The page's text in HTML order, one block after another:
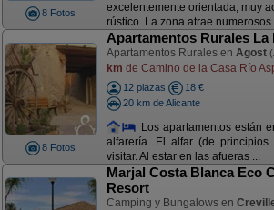
8 Fotos
excelentemente orientada, muy
rústico. La zona atrae numerosos
8 Fotos
Apartamentos Rurales La
Apartamentos Rurales en Agost
km de Camino de la Casa Río
12 plazas
18 €
20 km de Alicante
Los apartamentos están
alfarería. El alfar (de
visitar. Al estar en las afueras ...
Marjal Costa Blanca Eco
Resort
Camping y Bungalows en